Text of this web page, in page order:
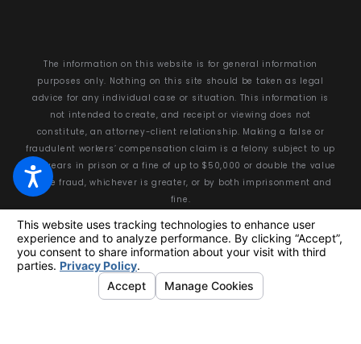
The information on this website is for general information
purposes only. Nothing on this site should be taken as legal
advice for any individual case or situation. This information is
not intended to create, and receipt or viewing does not
constitute, an attorney-client relationship. Making a false or
fraudulent workers’ compensation claim is a felony subject to up
to 5 years in prison or a fine of up to $50,000 or double the value
of the fraud, whichever is greater, or by both imprisonment and
fine.
© 2026 All Rights Reserved.Your Privacy Choices
Site Map
Privacy Policy